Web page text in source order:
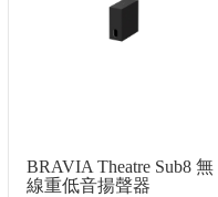
BRAVIA Theatre Sub8 無
線重低音揚聲器